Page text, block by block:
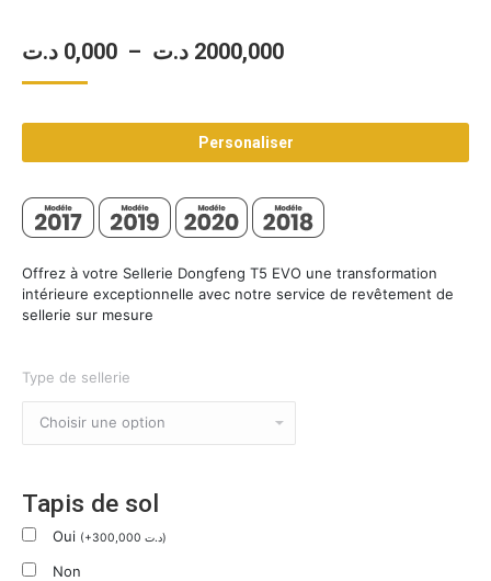
0,000 د.ت – 2000,000 د.ت
Plage
prix :
0,000 د.تPersonaliser
Offrez à votre Sellerie Dongfeng T5 EVO une transformation
intérieure exceptionnelle avec notre service de revêtement de
sellerie sur mesure
Type de sellerie
Tapis de sol
Oui (+300,000 د.ت)
Non